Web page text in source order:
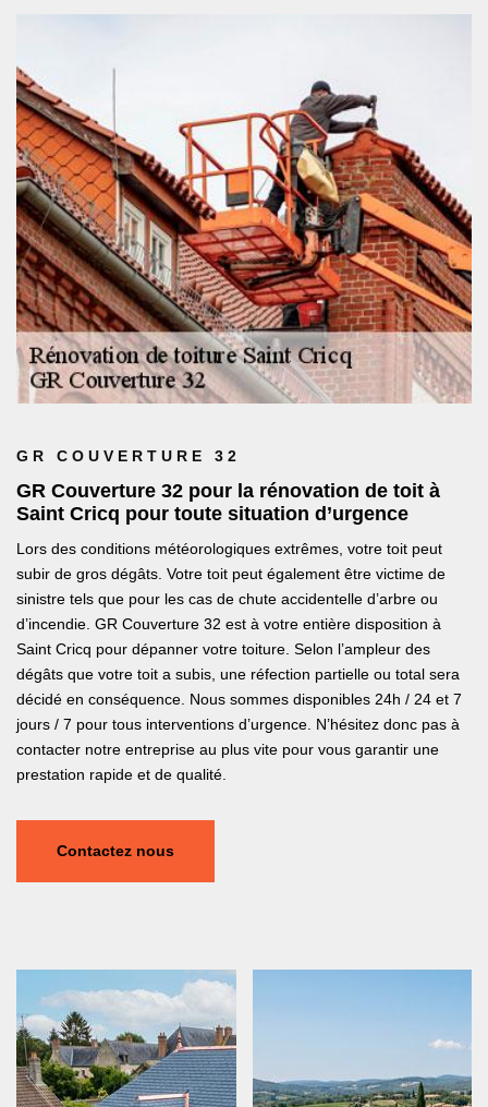
GR COUVERTURE 32
GR Couverture 32 pour la rénovation de toit à
Saint Cricq pour toute situation d’urgence
Lors des conditions météorologiques extrêmes, votre toit peut
subir de gros dégâts. Votre toit peut également être victime de
sinistre tels que pour les cas de chute accidentelle d’arbre ou
d’incendie. GR Couverture 32 est à votre entière disposition à
Saint Cricq pour dépanner votre toiture. Selon l’ampleur des
dégâts que votre toit a subis, une réfection partielle ou total sera
décidé en conséquence. Nous sommes disponibles 24h / 24 et 7
jours / 7 pour tous interventions d’urgence. N’hésitez donc pas à
contacter notre entreprise au plus vite pour vous garantir une
prestation rapide et de qualité.
Contactez nous